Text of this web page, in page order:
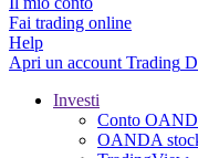
Fai trading online
Help
Apri un account Trading
Investi
Conto
OANDA